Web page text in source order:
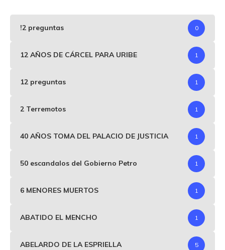
!2 preguntas 0
12 AÑOS DE CÁRCEL PARA URIBE 1
12 preguntas 1
2 Terremotos 1
40 AÑOS TOMA DEL PALACIO DE JUSTICIA 1
50 escandalos del Gobierno Petro 1
6 MENORES MUERTOS 1
ABATIDO EL MENCHO 1
ABELARDO DE LA ESPRIELLA 5